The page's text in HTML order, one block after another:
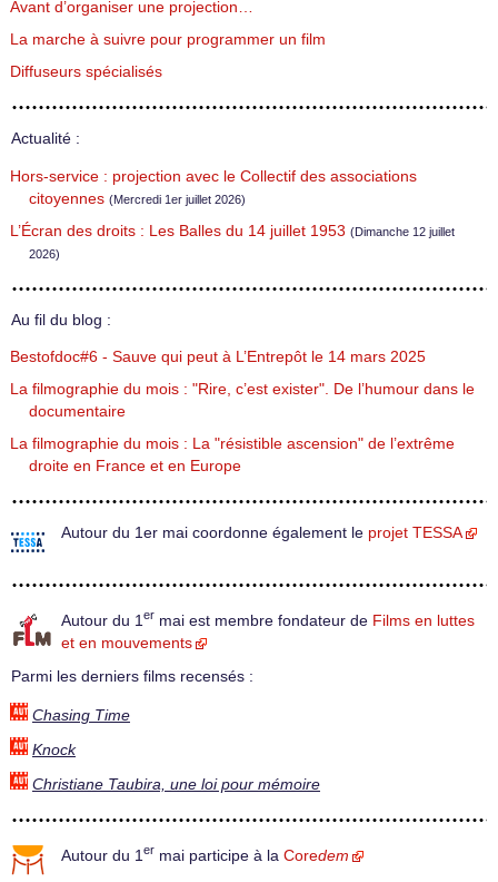
Avant d’organiser une projection…
La marche à suivre pour programmer un film
Diffuseurs spécialisés
Actualité :
Hors-service : projection avec le Collectif des associations
citoyennes (Mercredi 1er juillet 2026)
L’Écran des droits : Les Balles du 14 juillet 1953 (Dimanche 12 juillet
2026)
Au fil du blog :
Bestofdoc#6 - Sauve qui peut à L’Entrepôt le 14 mars 2025
La filmographie du mois : "Rire, c’est exister". De l’humour dans le
documentaire
La filmographie du mois : La "résistible ascension" de l’extrême
droite en France et en Europe
Autour du 1er mai coordonne également le projet TESSA
Autour du 1 er mai est membre fondateur de Films en luttes
et en mouvements
Parmi les derniers films recensés :
Chasing Time
Knock
Christiane Taubira, une loi pour mémoire
Autour du 1 er mai participe à la Coredem